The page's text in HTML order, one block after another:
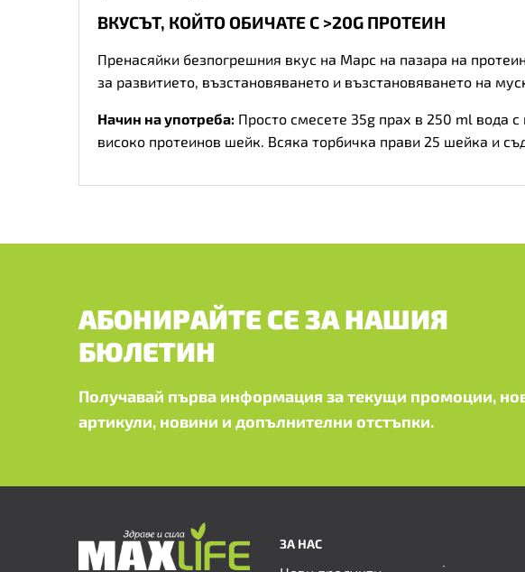
ВКУСЪТ, КОЙТО ОБИЧАТЕ С >20G ПРОТЕИН
Пренасяйки безпогрешния вкус на Марс на пазара на
за развитието, възстановяването и възстановяването на
Начин на употреба: Просто смесете 35g прах в 250 ml вода
високо протеинов шейк. Всяка торбичка прави 25 шейка и
АБОНИРАЙТЕ СЕ ЗА НАШИЯ
БЮЛЕТИН
Получавай първа информация за текущи промоции,
артикули, новини и допълнителни отстъпки.
ЗА НАС